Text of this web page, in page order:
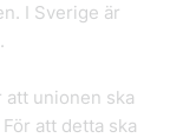
I Sverige är
att unionen ska
att detta ska